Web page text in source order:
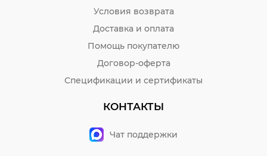
Условия возврата
Доставка и оплата
Помощь покупателю
Договор-оферта
Спецификации и сертификаты
КОНТАКТЫ
Чат поддержки